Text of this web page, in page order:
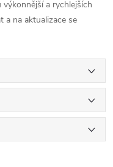
a rychlejších
a na aktualizace se